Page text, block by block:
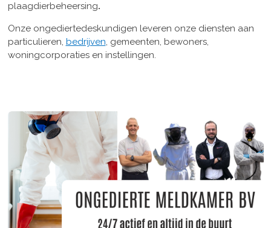
plaagdierbeheersing.
Onze ongediertedeskundigen leveren onze diensten aan
particulieren, bedrijven, gemeenten, bewoners,
woningcorporaties en instellingen.